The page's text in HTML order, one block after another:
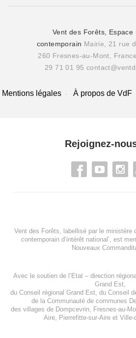
Vent des Forêts, Espace
contemporain Mairie, 21 rue
260 Fresnes-au-Mont, France
29 71 01 95
Mentions légales À propos de VdF
Rejoignez-
Vent des Forêts, labellisé par le ministère
contemporain d’intérêt national’, est
Nouveaux
Avec le soutien de l’Etat – direction
Grand Est,
du Conseil régional Grand Est, du Conseil
de la Communauté de communes
des villages de Dompcevrin Fresnes-au-
Aire, Pierrefitte-sur-Aireet Ville-